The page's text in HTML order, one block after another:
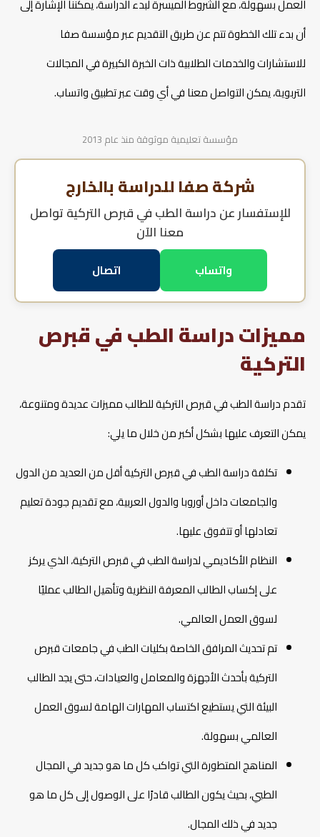
شروط دراسة التمريض في تركيا
العمل بسهولة، مع الشروط الميسرة لبدء الدراسة، يمكننا الإشارة إلى
أن بدء تلك الخطوة تتم عن طريق التقديم عبر مؤسسة صفا
للاستشارات والخدمات الطلابية ذات الخبرة الكبيرة في المجالات
التربوية، يمكن التواصل معنا في أي وقت عبر تطبيق واتساب.
مؤسسة تعليمية موثوقة منذ عام 2013
شركة صفا للدراسة بالخارج
للإستفسار عندراسة الطب في قبرص التركية تواصل
معنا الآن
واتساب اتصال
مميزات دراسة الطب في قبرص
التركية
تقدم دراسة الطب في قبرص التركية للطالب مميزات عديدة ومتنوعة،
يمكن التعرف عليها بشكل أكبر من خلال ما يلي:
تكلفة دراسة الطب في قبرص التركية أقل من العديد من الدول
والجامعات داخل أوروبا والدول العربية، مع تقديم جودة تعليم
تعادلها أو تتفوق عليها.
النظام الأكاديمي لدراسة الطب في قبرص التركية، الذي يركز
على إكساب الطالب المعرفة النظرية وتأهيل الطالب عمليًا
لسوق العمل العالمي.
تم تحديث المرافق الخاصة بكليات الطب في جامعات قبرص
التركية بأحدث الأجهزة والمعامل والعيادات، حتى يجد الطالب
البيئة التي يستطيع اكتساب المهارات الهامة لسوق العمل
العالمي بسهولة.
المناهج المتطورة التي تواكب كل ما هو جديد في المجال
الطبي، بحيث يكون الطالب قادرًا على الوصول إلى كل ما هو
جديد في ذلك المجال.